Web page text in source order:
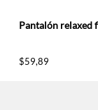
$59,89